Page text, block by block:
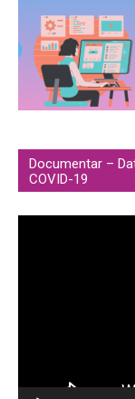
Documentar –
COVID-19